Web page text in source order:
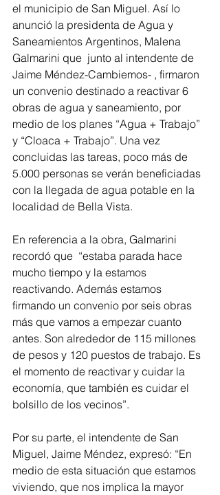
el municipio de San Miguel. Así lo
anunció la presidenta de Agua y
Saneamientos Argentinos, Malena
Galmarini que  junto al intendente de
Jaime Méndez-Cambiemos- , firmaron
un convenio destinado a reactivar 6
obras de agua y saneamiento, por
medio de los planes “Agua + Trabajo”
y “Cloaca + Trabajo”. Una vez
concluidas las tareas, poco más de
5.000 personas se verán beneficiadas
con la llegada de agua potable en la
localidad de Bella Vista.
En referencia a la obra, Galmarini
recordó que  “estaba parada hace
mucho tiempo y la estamos
reactivando. Además estamos
firmando un convenio por seis obras
más que vamos a empezar cuanto
antes. Son alrededor de 115 millones
de pesos y 120 puestos de trabajo. Es
el momento de reactivar y cuidar la
economía, que también es cuidar el
bolsillo de los vecinos”.
Por su parte, el intendente de San
Miguel, Jaime Méndez, expresó: “En
medio de esta situación que estamos
viviendo, que nos implica la mayor